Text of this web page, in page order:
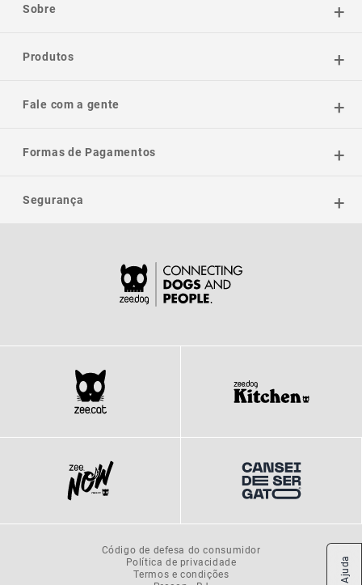
Sobre
Produtos
Fale com a gente
Formas de Pagamentos
Segurança
Código de defesa do consumidor
Política de privacidade
Termos e condições
Ajuda